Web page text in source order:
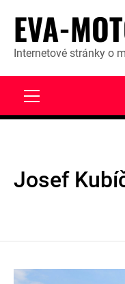
content
EVA-
Internetové stránky o
Josef